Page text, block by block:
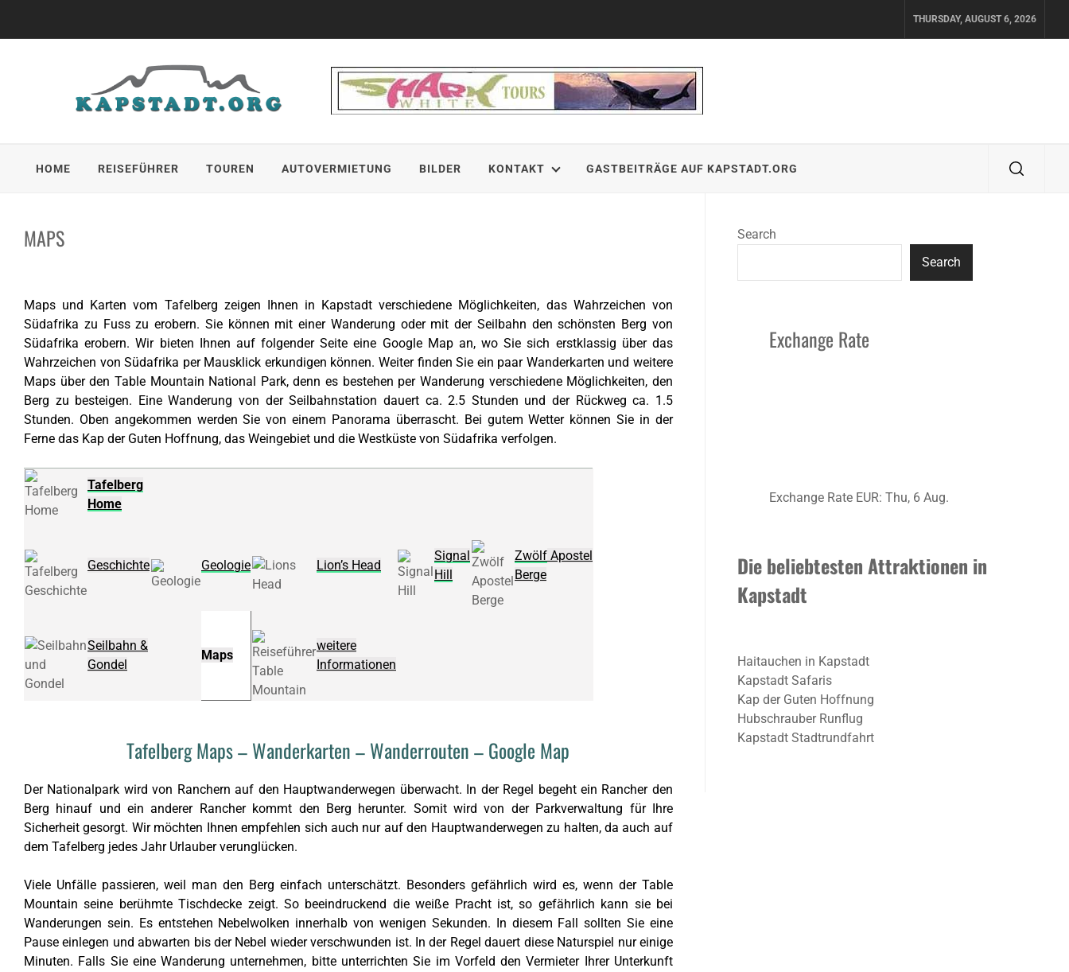
THURSDAY, AUGUST 6, 2026
HOME REISEFÜHRER TOUREN AUTOVERMIETUNG BILDER KONTAKT GASTBEITRÄGE AUF KAPSTADT.ORG
MAPS
Maps und Karten vom Tafelberg zeigen Ihnen in Kapstadt verschiedene Möglichkeiten, das Wahrzeichen von
Südafrika zu Fuss zu erobern. Sie können mit einer Wanderung oder mit der Seilbahn den schönsten Berg von
Südafrika erobern. Wir bieten Ihnen auf folgender Seite eine Google Map an, wo Sie sich erstklassig über das
Wahrzeichen von Südafrika per Mausklick erkundigen können. Weiter finden Sie ein paar Wanderkarten und weitere
Maps über den Table Mountain National Park, denn es bestehen per Wanderung verschiedene Möglichkeiten, den
Berg zu besteigen. Eine Wanderung von der Seilbahnstation dauert ca. 2.5 Stunden und der Rückweg ca. 1.5
Stunden. Oben angekommen werden Sie von einem Panorama überrascht. Bei gutem Wetter können Sie in der
Ferne das Kap der Guten Hoffnung, das Weingebiet und die Westküste von Südafrika verfolgen.
Tafelberg
Home
Geschichte Geologie Lion’s Head
Signal
Hill
Zwölf Apostel
Berge
Seilbahn &
Gondel
Maps
weitere
Informationen
Tafelberg Maps – Wanderkarten – Wanderrouten – Google Map
Der Nationalpark wird von Ranchern auf den Hauptwanderwegen überwacht. In der Regel begeht ein Rancher den
Berg hinauf und ein anderer Rancher kommt den Berg herunter. Somit wird von der Parkverwaltung für Ihre
Sicherheit gesorgt. Wir möchten Ihnen empfehlen sich auch nur auf den Hauptwanderwegen zu halten, da auch auf
dem Tafelberg jedes Jahr Urlauber verunglücken.
Viele Unfälle passieren, weil man den Berg einfach unterschätzt. Besonders gefährlich wird es, wenn der Table
Mountain seine berühmte Tischdecke zeigt. So beeindruckend die weiße Pracht ist, so gefährlich kann sie bei
Wanderungen sein. Es entstehen Nebelwolken innerhalb von wenigen Sekunden. In diesem Fall sollten Sie eine
Pause einlegen und abwarten bis der Nebel wieder verschwunden ist. In der Regel dauert diese Naturspiel nur einige
Minuten. Falls Sie eine Wanderung unternehmen, bitte unterrichten Sie im Vorfeld den Vermieter Ihrer Unterkunft
Search
Search
Exchange Rate
Exchange Rate EUR: Thu, 6 Aug.
Die beliebtesten Attraktionen in
Kapstadt
Haitauchen in Kapstadt
Kapstadt Safaris
Kap der Guten Hoffnung
Hubschrauber Runflug
Kapstadt Stadtrundfahrt